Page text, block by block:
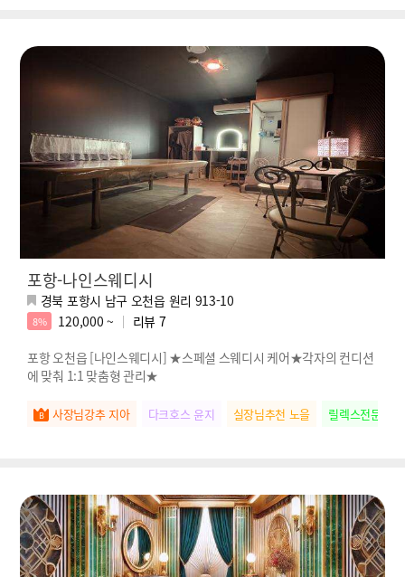
포항-나인스웨디시
경북 포항시 남구 오천읍 원리 913-10
8% 120,000 ~ 리뷰 7
포항 오천읍 [나인스웨디시] ★스페셜 스웨디시 케어★각자의 컨디션
에 맞춰 1:1 맞춤형 관리★
사장님강추 지아 다크호스 윤지 실장님추천 노을 릴렉스전문 새롬